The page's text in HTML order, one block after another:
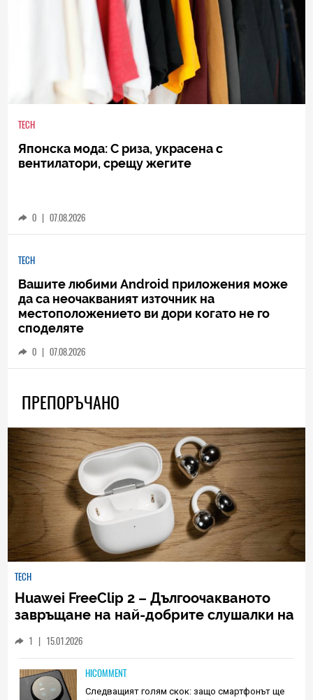
TECH
Японска мода: С риза, украсена с
вентилатори, срещу жегите
0 | 07.08.2026
TECH
Вашите любими Android приложения може
да са неочакваният източник на
местоположението ви дори когато не го
споделяте
0 | 07.08.2026
ПРЕПОРЪЧАНО
TECH
Huawei FreeClip 2 – Дългоочакваното
завръщане на най-добрите слушалки на
1 | 15.01.2026
HICOMMENT
Следващият голям скок: защо смартфонът ще